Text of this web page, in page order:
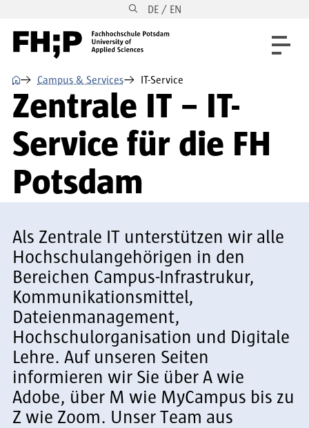
Direkt zur Hauptnavigation DE / EN
⌂ Campus & Services IT-Service
Zentrale IT – IT-
Service für die FH
Potsdam
Als Zentrale IT unterstützen wir alle
Hochschulangehörigen in den
Bereichen Campus-Infrastrukur,
Kommunikationsmittel,
Dateienmanagement,
Hochschulorganisation und Digitale
Lehre. Auf unseren Seiten
informieren wir Sie über A wie
Adobe, über M wie MyCampus bis zu
Z wie Zoom. Unser Team aus